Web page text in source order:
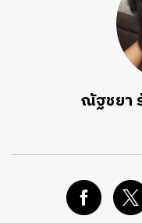
ณัฐชยา